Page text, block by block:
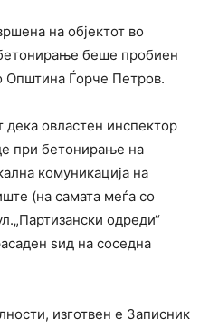
на објектот во
беше пробиен
Општина Ѓорче Петров.
овластен инспектор
при бетонирање на
комуникација на
(на самата меѓа со
одреди“
ѕид на соседна
изготвен е Записник